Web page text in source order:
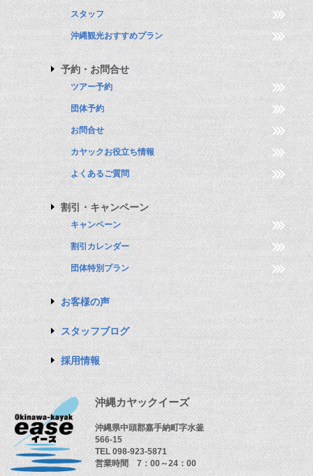
スタッフ
沖縄観光おすすめプラン
予約・お問合せ
ツアー予約
団体予約
お問合せ
カヤックお役立ち情報
よくあるご質問
割引・キャンペーン
キャンペーン
割引カレンダー
団体特別プラン
お客様の声
スタッフブログ
採用情報
沖縄カヤックイーズ
沖縄県中頭郡嘉手納町字水釜
566-15
TEL 098-923-5871
営業時間 7：00～24：00